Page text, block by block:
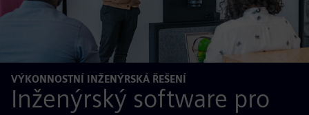
VÝKONNOSTNÍ INŽENÝRSKÁ ŘEŠENÍ
Inženýrský software pro